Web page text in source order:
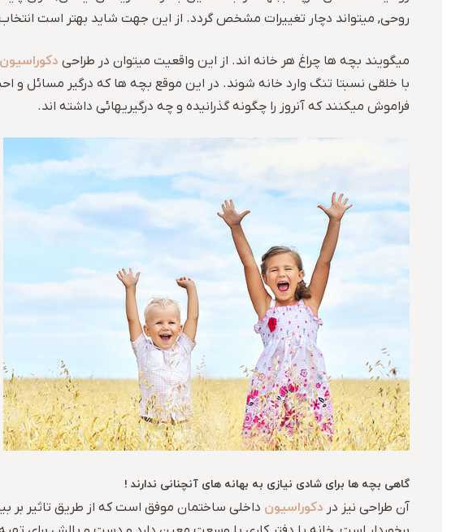
روحی, میتواند دچار تغییرات مشخص گردد. از این جهت شاید بهتر است
میگویند بچه ها چراغ هر خانه اند. از این واقعیت میتوان در طراحی دکوراسیون
با خلقی نسبتا تنگ وارد خانه شوند. در این موقع بچه ها که درگیر مسائل و
فراموش میکنند که آنروز را چگونه گذرانیده و چه درگیریهائی داشته اند.
گاهی بچه ها برای شادی نیازی به بهانه های آنچنانی ندارند !
آن طراحی نیز در دکوراسیون داخلی ساختمان موفق است که از طریق تاثیر بر